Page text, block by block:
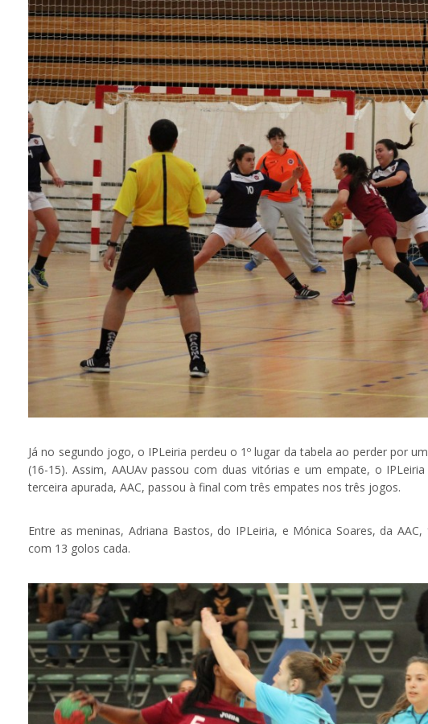
Já no segundo jogo, o IPLeiria perdeu o 1º lugar da tabela ao perder por
(16-15). Assim, AAUAv passou com duas vitórias e um empate, o
terceira apurada, AAC, passou à final com três empates nos três jogos.
Entre as meninas, Adriana Bastos, do IPLeiria, e Mónica Soares, da
com 13 golos cada.